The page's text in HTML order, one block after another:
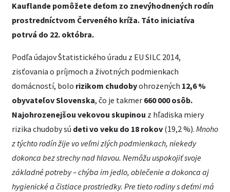
Kauflande pomôžete deťom zo znevýhodnených rodín
prostredníctvom Červeného kríža. Táto iniciatíva
potrvá do 22. októbra.
Podľa údajov Štatistického úradu z EU SILC 2014,
zisťovania o príjmoch a životných podmienkach
domácností, bolo rizikom chudobyohrozených 12,6 %
obyvateľov Slovenska, čo je takmer 660 000 osôb.
Najohrozenejšou vekovou skupinou z hľadiska miery
rizika chudoby sú deti vo veku do 18 rokov (19,2 %). Mnoho
z týchto rodín žije vo veľmi zlých podmienkach, niekedy
dokonca bez strechy nad hlavou. Nemôžu uspokojiť svoje
základné potreby – chýba im jedlo, oblečenie a dokonca aj
hygienické a čistiace prostriedky. Pre tieto rodiny s deťmi má